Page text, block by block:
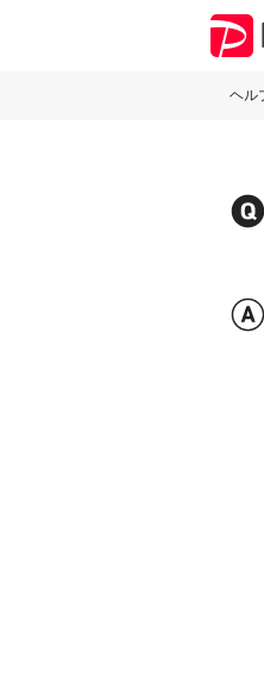
ヘル